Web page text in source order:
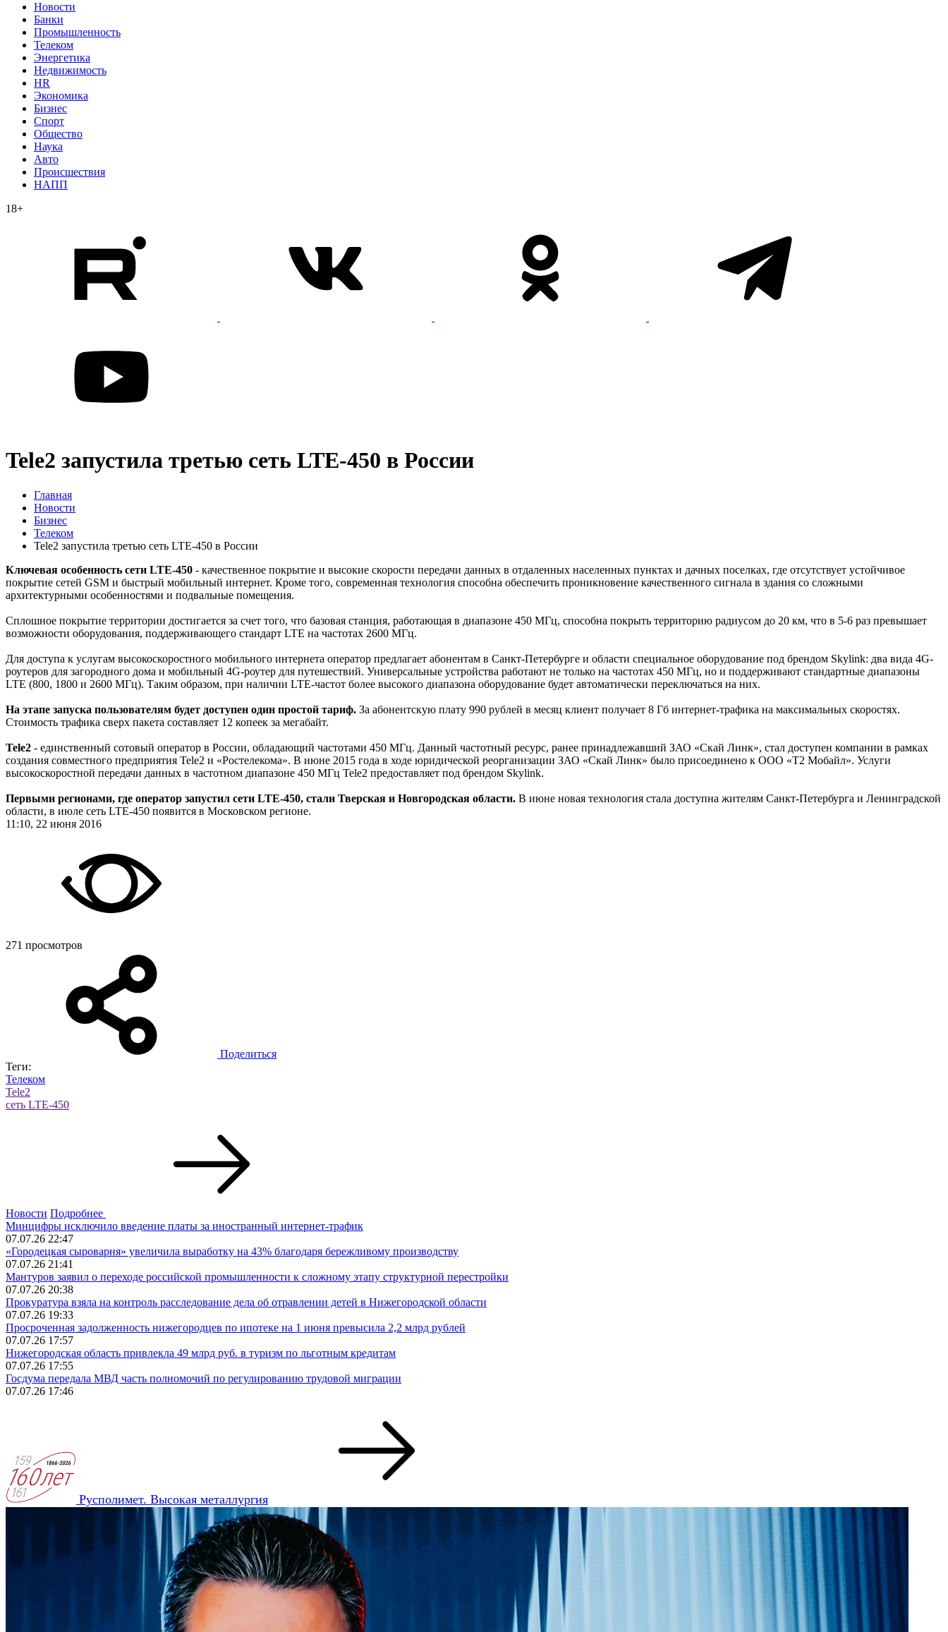
Новости
Банки
Промышленность
Телеком
Энергетика
Недвижимость
HR
Экономика
Бизнес
Спорт
Общество
Наука
Авто
Происшествия
НАПП
18+
Tele2 запустила третью сеть LTE-450 в России
Главная
Новости
Бизнес
Телеком
Tele2 запустила третью сеть LTE-450 в России
Ключевая особенность сети LTE-450 - качественное покрытие и высокие скорости передачи данных в отдаленных населенных пунктах и дачных поселках, где отсутствует устойчивое
покрытие сетей GSM и быстрый мобильный интернет. Кроме того, современная технология способна обеспечить проникновение качественного сигнала в здания со сложными
архитектурными особенностями и подвальные помещения.
Сплошное покрытие территории достигается за счет того, что базовая станция, работающая в диапазоне 450 МГц, способна покрыть территорию радиусом до 20 км, что в 5-6 раз превышает
возможности оборудования, поддерживающего стандарт LTE на частотах 2600 МГц.
Для доступа к услугам высокоскоростного мобильного интернета оператор предлагает абонентам в Санкт-Петербурге и области специальное оборудование под брендом Skylink: два вида 4G-
роутеров для загородного дома и мобильный 4G-роутер для путешествий. Универсальные устройства работают не только на частотах 450 МГц, но и поддерживают стандартные диапазоны
LTE (800, 1800 и 2600 МГц). Таким образом, при наличии LTE-частот более высокого диапазона оборудование будет автоматически переключаться на них.
На этапе запуска пользователям будет доступен один простой тариф. За абонентскую плату 990 рублей в месяц клиент получает 8 Гб интернет-трафика на максимальных скоростях.
Стоимость трафика сверх пакета составляет 12 копеек за мегабайт.
Tele2 - единственный сотовый оператор в России, обладающий частотами 450 МГц. Данный частотный ресурс, ранее принадлежавший ЗАО «Скай Линк», стал доступен компании в рамках
создания совместного предприятия Tele2 и «Ростелекома». В июне 2015 года в ходе юридической реорганизации ЗАО «Скай Линк» было присоединено к ООО «Т2 Мобайл». Услуги
высокоскоростной передачи данных в частотном диапазоне 450 МГц Tele2 предоставляет под брендом Skylink.
Первыми регионами, где оператор запустил сети LTE-450, стали Тверская и Новгородская области. В июне новая технология стала доступна жителям Санкт-Петербурга и Ленинградской
области, в июле сеть LTE-450 появится в Московском регионе.
11:10, 22 июня 2016
271 просмотров
Поделиться
Теги:
Телеком
Tele2
сеть LTE-450
Новости Подробнее
Минцифры исключило введение платы за иностранный интернет-трафик
07.07.26 22:47
«Городецкая сыроварня» увеличила выработку на 43% благодаря бережливому производству
07.07.26 21:41
Мантуров заявил о переходе российской промышленности к сложному этапу структурной перестройки
07.07.26 20:38
Прокуратура взяла на контроль расследование дела об отравлении детей в Нижегородской области
07.07.26 19:33
Просроченная задолженность нижегородцев по ипотеке на 1 июня превысила 2,2 млрд рублей
07.07.26 17:57
Нижегородская область привлекла 49 млрд руб. в туризм по льготным кредитам
07.07.26 17:55
Госдума передала МВД часть полномочий по регулированию трудовой миграции
07.07.26 17:46
Русполимет. Высокая металлургия